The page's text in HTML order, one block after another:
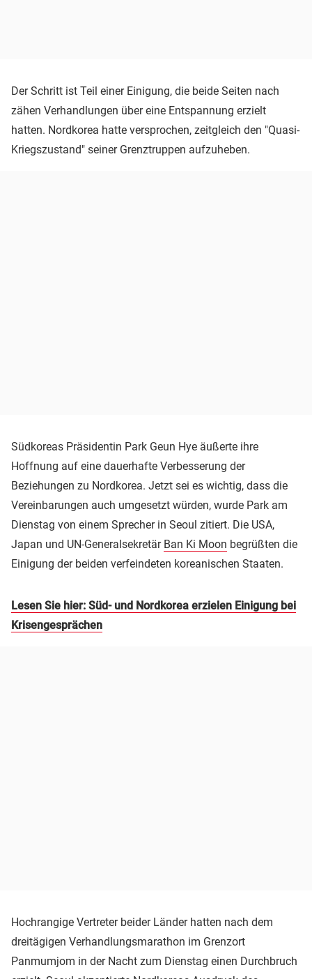
Der Schritt ist Teil einer Einigung, die beide Seiten nach
zähen Verhandlungen über eine Entspannung erzielt
hatten. Nordkorea hatte versprochen, zeitgleich den "Quasi-
Kriegszustand" seiner Grenztruppen aufzuheben.
Südkoreas Präsidentin Park Geun Hye äußerte ihre
Hoffnung auf eine dauerhafte Verbesserung der
Beziehungen zu Nordkorea. Jetzt sei es wichtig, dass die
Vereinbarungen auch umgesetzt würden, wurde Park am
Dienstag von einem Sprecher in Seoul zitiert. Die USA,
Japan und UN-Generalsekretär Ban Ki Moon begrüßten die
Einigung der beiden verfeindeten koreanischen Staaten.
Lesen Sie hier: Süd- und Nordkorea erzielen Einigung bei
Krisengesprächen
Hochrangige Vertreter beider Länder hatten nach dem
dreitägigen Verhandlungsmarathon im Grenzort
Panmumjom in der Nacht zum Dienstag einen Durchbruch